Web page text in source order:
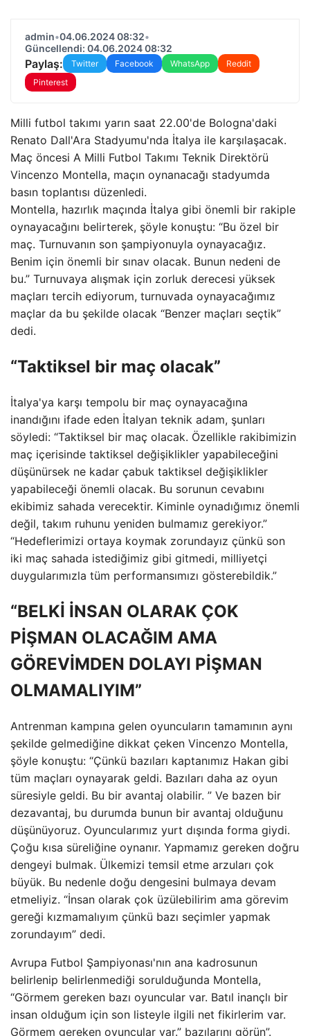
admin•04.06.2024 08:32•
Güncellendi: 04.06.2024 08:32
Paylaş: Twitter Facebook WhatsApp
Reddit
Pinterest
Milli futbol takımı yarın saat 22.00'de Bologna'daki
Renato Dall'Ara Stadyumu'nda İtalya ile karşılaşacak.
Maç öncesi A Milli Futbol Takımı Teknik Direktörü
Vincenzo Montella, maçın oynanacağı stadyumda
basın toplantısı düzenledi.
Montella, hazırlık maçında İtalya gibi önemli bir rakiple
oynayacağını belirterek, şöyle konuştu: “Bu özel bir
maç. Turnuvanın son şampiyonuyla oynayacağız.
Benim için önemli bir sınav olacak. Bunun nedeni de
bu.” Turnuvaya alışmak için zorluk derecesi yüksek
maçları tercih ediyorum, turnuvada oynayacağımız
maçlar da bu şekilde olacak “Benzer maçları seçtik”
dedi.
“Taktiksel bir maç olacak”
İtalya'ya karşı tempolu bir maç oynayacağına
inandığını ifade eden İtalyan teknik adam, şunları
söyledi: “Taktiksel bir maç olacak. Özellikle rakibimizin
maç içerisinde taktiksel değişiklikler yapabileceğini
düşünürsek ne kadar çabuk taktiksel değişiklikler
yapabileceği önemli olacak. Bu sorunun cevabını
ekibimiz sahada verecektir. Kiminle oynadığımız önemli
değil, takım ruhunu yeniden bulmamız gerekiyor.”
“Hedeflerimizi ortaya koymak zorundayız çünkü son
iki maç sahada istediğimiz gibi gitmedi, milliyetçi
duygularımızla tüm performansımızı gösterebildik.”
“BELKİ İNSAN OLARAK ÇOK
PİŞMAN OLACAĞIM AMA
GÖREVİMDEN DOLAYI PİŞMAN
OLMAMALIYIM”
Antrenman kampına gelen oyuncuların tamamının aynı
şekilde gelmediğine dikkat çeken Vincenzo Montella,
şöyle konuştu: “Çünkü bazıları kaptanımız Hakan gibi
tüm maçları oynayarak geldi. Bazıları daha az oyun
süresiyle geldi. Bu bir avantaj olabilir. ” Ve bazen bir
dezavantaj, bu durumda bunun bir avantaj olduğunu
düşünüyoruz. Oyuncularımız yurt dışında forma giydi.
Çoğu kısa süreliğine oynanır. Yapmamız gereken doğru
dengeyi bulmak. Ülkemizi temsil etme arzuları çok
büyük. Bu nedenle doğu dengesini bulmaya devam
etmeliyiz. “İnsan olarak çok üzülebilirim ama görevim
gereği kızmamalıyım çünkü bazı seçimler yapmak
zorundayım” dedi.
Avrupa Futbol Şampiyonası'nın ana kadrosunun
belirlenip belirlenmediği sorulduğunda Montella,
“Görmem gereken bazı oyuncular var. Batıl inançlı bir
insan olduğum için son listeyle ilgili net fikirlerim var.
Görmem gereken oyuncular var.” bazılarını görün”.